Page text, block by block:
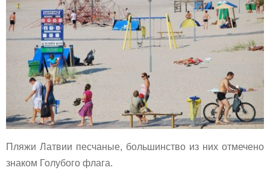
Пляжи Латвии песчаные, большинство из них отмечено
знаком Голубого флага.